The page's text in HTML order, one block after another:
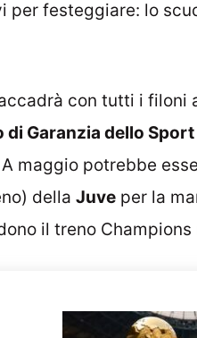
per festeggiare: lo
con tutti i filoni
di Garanzia dello Sport
maggio potrebbe
della Juve per la
il treno